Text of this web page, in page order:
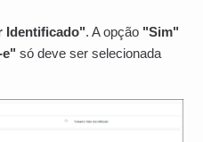
Identificado". A opção "Sim"
e" só deve ser selecionada